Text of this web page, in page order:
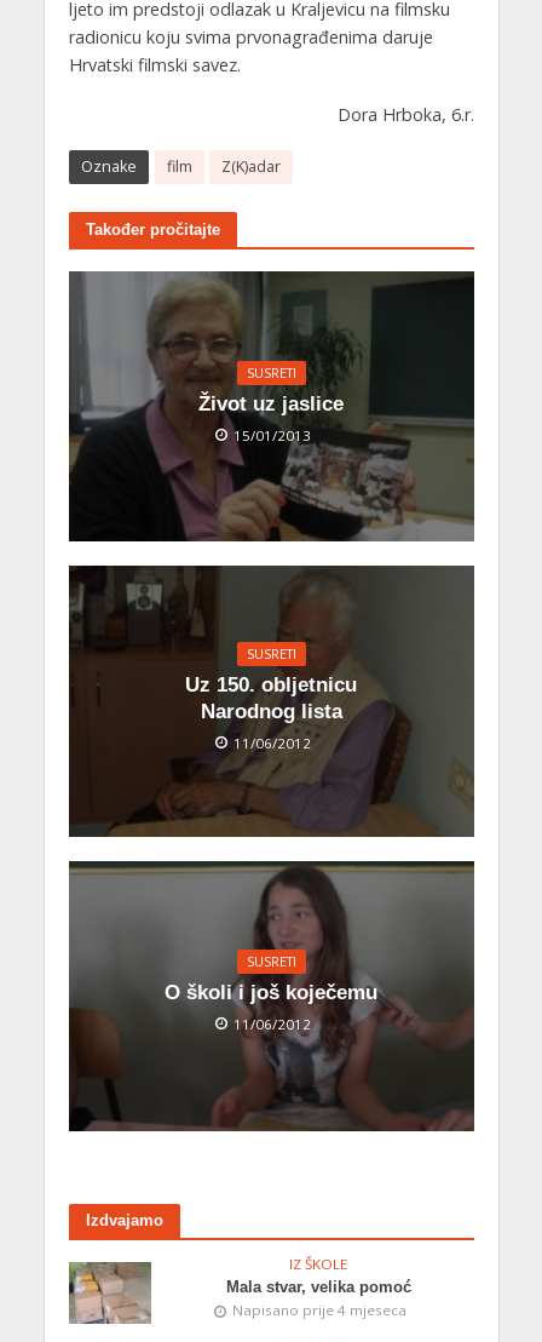
ljeto im predstoji odlazak u Kraljevicu na filmsku
radionicu koju svima prvonagrađenima daruje
Hrvatski filmski savez.
Dora Hrboka, 6.r.
Oznake film Z(K)adar
Također pročitajte
SUSRETI
Život uz jaslice
15/01/2013
SUSRETI
Uz 150. obljetnicu
Narodnog lista
11/06/2012
SUSRETI
O školi i još koječemu
11/06/2012
Izdvajamo
IZ ŠKOLE
Mala stvar, velika pomoć
Napisano prije 4 mjeseca